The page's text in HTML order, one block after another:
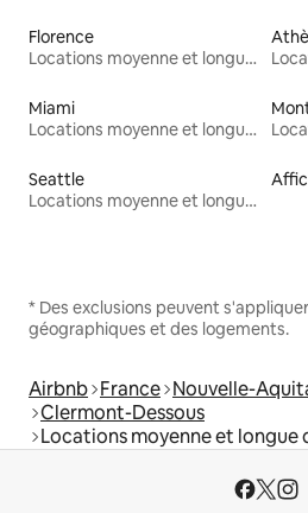
Florence
Locations moyenne et longue durée
Miami
Locations moyenne et longue durée
Seattle
Locations moyenne et longue durée
* Des exclusions peuvent
géographiques et des logements.
Airbnb France Nouvelle-
Clermont-Dessous
Locations moyenne et longue